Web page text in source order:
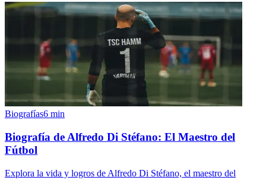
Biografías6 min
Biografía de Alfredo Di Stéfano: El Maestro del
Fútbol
Explora la vida y logros de Alfredo Di Stéfano, el maestro del